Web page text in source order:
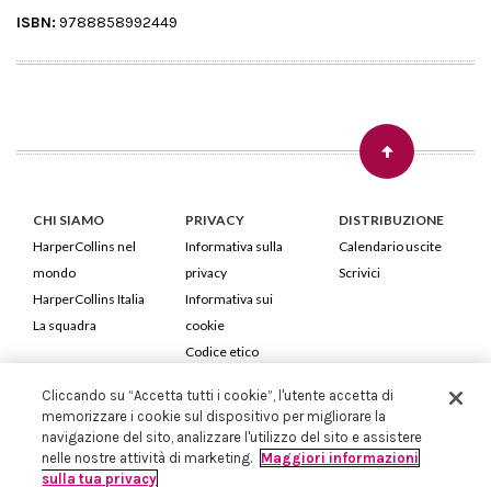
ISBN: 9788858992449
CHI SIAMO
HarperCollins nel
mondo
HarperCollins Italia
La squadra
PRIVACY
Informativa sulla
privacy
Informativa sui
cookie
Codice etico
DISTRIBUZIONE
Calendario uscite
Scrivici
HarperCollins Italia S.p.A. Viale Monte Nero, 84 - 20135 Milano
Cod. Fiscale e P.IVA 05946780151 - Capitale Sociale 258.250 €
Iscritta in Milano al Registro delle imprese nr.198004 e REA nr.1051898
Cliccando su “Accetta tutti i cookie”, l'utente accetta di
memorizzare i cookie sul dispositivo per migliorare la
navigazione del sito, analizzare l'utilizzo del sito e assistere
nelle nostre attività di marketing. Maggiori informazioni
sulla tua privacy